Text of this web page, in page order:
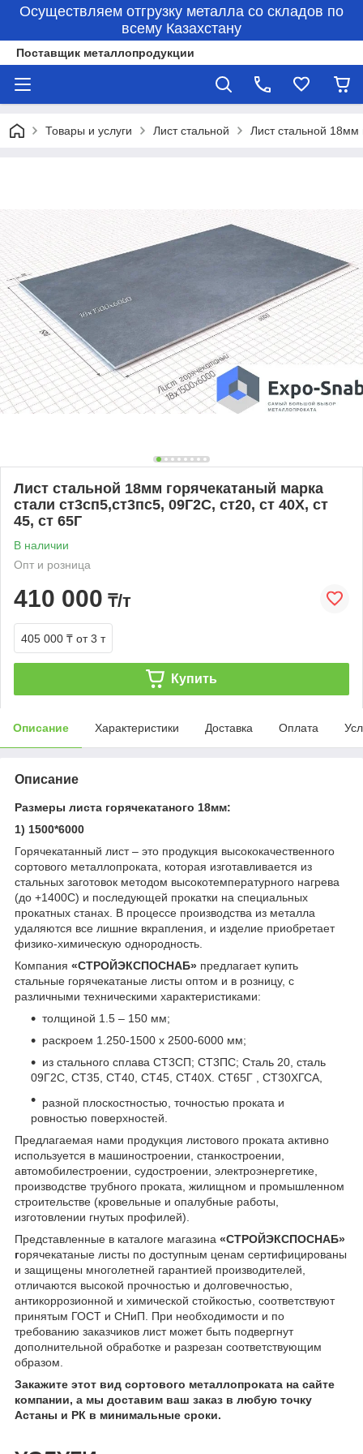
Осуществляем отгрузку металла со складов по
всему Казахстану
Поставщик металлопродукции
Товары и услуги Лист стальной Лист стальной 18мм
Лист стальной 18мм горячекатаный марка
стали ст3сп5,ст3пс5, 09Г2С, ст20, ст 40Х, ст
45, ст 65Г
В наличии
Опт и розница
410 000 ₸/т
405 000 ₸ от 3 т
Купить
Описание Характеристики Доставка Оплата
Описание
Размеры листа горячекатаного 18мм:
1) 1500*6000
Горячекатанный лист – это продукция высококачественного
сортового металлопроката, которая изготавливается из
стальных заготовок методом высокотемпературного нагрева
(до +1400С) и последующей прокатки на специальных
прокатных станах. В процессе производства из металла
удаляются все лишние вкрапления, и изделие приобретает
физико-химическую однородность.
Компания «СТРОЙЭКСПОСНАБ» предлагает купить
стальные горячекатаные листы оптом и в розницу, с
различными техническими характеристиками:
толщиной 1.5 – 150 мм;
раскроем 1.250-1500 х 2500-6000 мм;
из стального сплава СТ3СП; СТ3ПС; Сталь 20, сталь
09Г2С, СТ35, СТ40, СТ45, СТ40Х. СТ65Г , СТ30ХГСА,
разной плоскостностью, точностью проката и
ровностью поверхностей.
Предлагаемая нами продукция листового проката активно
используется в машиностроении, станкостроении,
автомобилестроении, судостроении, электроэнергетике,
производстве трубного проката, жилищном и промышленном
строительстве (кровельные и опалубные работы,
изготовлении гнутых профилей).
Представленные в каталоге магазина «СТРОЙЭКСПОСНАБ»
горячекатаные листы по доступным ценам сертифицированы
и защищены многолетней гарантией производителей,
отличаются высокой прочностью и долговечностью,
антикоррозионной и химической стойкостью, соответствуют
принятым ГОСТ и СНиП. При необходимости и по
требованию заказчиков лист может быть подвергнут
дополнительной обработке и разрезан соответствующим
образом.
Закажите этот вид сортового металлопроката на сайте
компании, а мы доставим ваш заказ в любую точку
Астаны и РК в минимальные сроки.